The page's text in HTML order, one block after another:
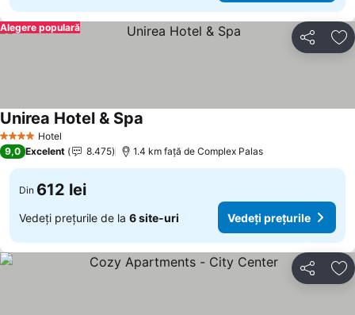
Distribuiți
Alegere populară
4 Stele Hotel
Unirea Hotel & Spa
9,0 Excelent 8.475 1.4 km faţă de Complex Palas
Din 612 lei
Vedeți prețurile de la 6 site-uri Vedeți prețurile
Distribuiți